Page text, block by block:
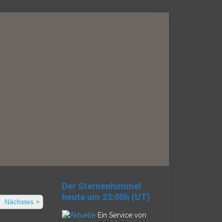
Nächstes >
Der Sternenhimmel
heute um 23:00h (UT)
Ein Service von